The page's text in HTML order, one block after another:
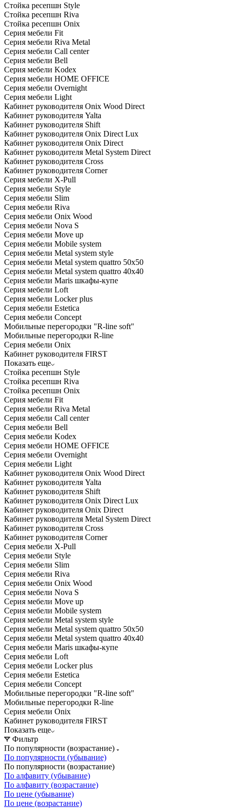
Стойка ресепшн Style
Стойка ресепшн Riva
Стойка ресепшн Onix
Серия мебели Fit
Серия мебели Riva Metal
Серия мебели Call center
Серия мебели Bell
Серия мебели Kodex
Серия мебели HOME OFFICE
Серия мебели Overnight
Серия мебели Light
Кабинет руководителя Onix Wood Direct
Кабинет руководителя Yalta
Кабинет руководителя Shift
Кабинет руководителя Onix Direct Lux
Кабинет руководителя Onix Direct
Кабинет руководителя Metal System Direct
Кабинет руководителя Cross
Кабинет руководителя Corner
Серия мебели X-Pull
Серия мебели Style
Серия мебели Slim
Серия мебели Riva
Серия мебели Onix Wood
Серия мебели Nova S
Серия мебели Move up
Серия мебели Mobile system
Серия мебели Metal system style
Серия мебели Metal system quattro 50x50
Серия мебели Metal system quattro 40x40
Серия мебели Maris шкафы-купе
Серия мебели Loft
Серия мебели Locker plus
Серия мебели Estetica
Серия мебели Concept
Мобильные перегородки "R-line soft"
Мобильные перегородки R-line
Серия мебели Onix
Кабинет руководителя FIRST
Показать еще
Стойка ресепшн Style
Стойка ресепшн Riva
Стойка ресепшн Onix
Серия мебели Fit
Серия мебели Riva Metal
Серия мебели Call center
Серия мебели Bell
Серия мебели Kodex
Серия мебели HOME OFFICE
Серия мебели Overnight
Серия мебели Light
Кабинет руководителя Onix Wood Direct
Кабинет руководителя Yalta
Кабинет руководителя Shift
Кабинет руководителя Onix Direct Lux
Кабинет руководителя Onix Direct
Кабинет руководителя Metal System Direct
Кабинет руководителя Cross
Кабинет руководителя Corner
Серия мебели X-Pull
Серия мебели Style
Серия мебели Slim
Серия мебели Riva
Серия мебели Onix Wood
Серия мебели Nova S
Серия мебели Move up
Серия мебели Mobile system
Серия мебели Metal system style
Серия мебели Metal system quattro 50x50
Серия мебели Metal system quattro 40x40
Серия мебели Maris шкафы-купе
Серия мебели Loft
Серия мебели Locker plus
Серия мебели Estetica
Серия мебели Concept
Мобильные перегородки "R-line soft"
Мобильные перегородки R-line
Серия мебели Onix
Кабинет руководителя FIRST
Показать еще
Фильтр
По популярности (возрастание)
По популярности (убывание)
По популярности (возрастание)
По алфавиту (убывание)
По алфавиту (возрастание)
По цене (убывание)
По цене (возрастание)